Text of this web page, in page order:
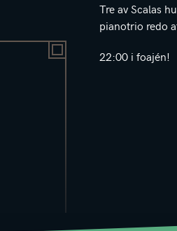
Tre av Scalas
pianotrio redo
22:00 i foajén!